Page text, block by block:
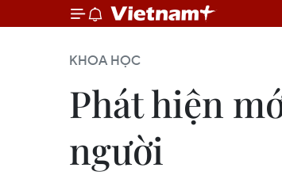
KHOA HỌC
Phát hiện
người